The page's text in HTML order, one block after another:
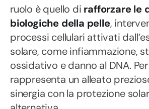
ruolo è quello di rafforzare le
biologiche della pelle,
processi cellulari attivati
solare, come infiammazione,
ossidativo e danno al DNA.
rappresenta un alleato
sinergia con la protezione